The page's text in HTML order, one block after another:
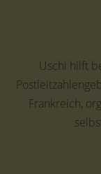
Uschi hilft
Frankreich,